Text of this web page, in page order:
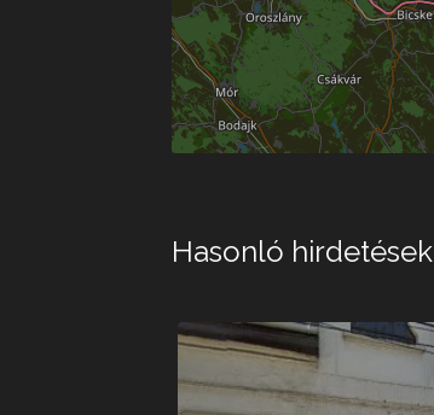
Hasonló hirdetések